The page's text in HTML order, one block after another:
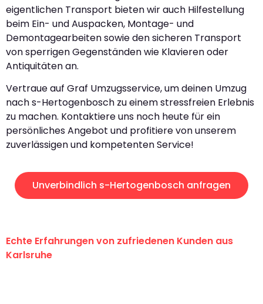
eigentlichen Transport bieten wir auch Hilfestellung
beim Ein- und Auspacken, Montage- und
Demontagearbeiten sowie den sicheren Transport
von sperrigen Gegenständen wie Klavieren oder
Antiquitäten an.
Vertraue auf Graf Umzugsservice, um deinen Umzug
nach s-Hertogenbosch zu einem stressfreien Erlebnis
zu machen. Kontaktiere uns noch heute für ein
persönliches Angebot und profitiere von unserem
zuverlässigen und kompetenten Service!
Unverbindlich s-Hertogenbosch anfragen
Echte Erfahrungen von zufriedenen Kunden aus
Karlsruhe